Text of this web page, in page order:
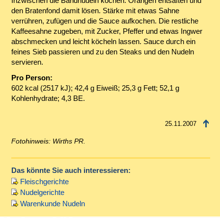
den Bratenfond damit lösen. Stärke mit etwas Sahne
verrühren, zufügen und die Sauce aufkochen. Die restliche
Kaffeesahne zugeben, mit Zucker, Pfeffer und etwas Ingwer
abschmecken und leicht köcheln lassen. Sauce durch ein
feines Sieb passieren und zu den Steaks und den Nudeln
servieren.
Pro Person:
602 kcal (2517 kJ); 42,4 g Eiweiß; 25,3 g Fett; 52,1 g
Kohlenhydrate; 4,3 BE.
25.11.2007
Fotohinweis: Wirths PR.
Das könnte Sie auch interessieren:
Fleischgerichte
Nudelgerichte
Warenkunde Nudeln